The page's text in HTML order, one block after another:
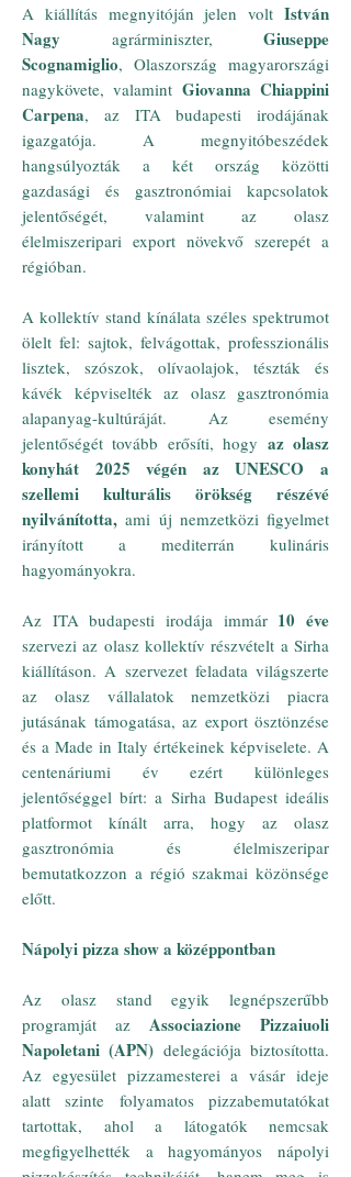
A kiállítás megnyitóján jelen volt István
Nagy agrárminiszter, Giuseppe
Scognamiglio, Olaszország magyarországi
nagykövete, valamint Giovanna Chiappini
Carpena, az ITA budapesti irodájának
igazgatója. A megnyitóbeszédek
hangsúlyozták a két ország közötti
gazdasági és gasztronómiai kapcsolatok
jelentőségét, valamint az olasz
élelmiszeripari export növekvő szerepét a
régióban.
A kollektív stand kínálata széles spektrumot
ölelt fel: sajtok, felvágottak, professzionális
lisztek, szószok, olívaolajok, tészták és
kávék képviselték az olasz gasztronómia
alapanyag-kultúráját. Az esemény
jelentőségét tovább erősíti, hogy az olasz
konyhát 2025 végén az UNESCO a
szellemi kulturális örökség részévé
nyilvánította, ami új nemzetközi figyelmet
irányított a mediterrán kulináris
hagyományokra.
Az ITA budapesti irodája immár 10 éve
szervezi az olasz kollektív részvételt a Sirha
kiállításon. A szervezet feladata világszerte
az olasz vállalatok nemzetközi piacra
jutásának támogatása, az export ösztönzése
és a Made in Italy értékeinek képviselete. A
centenáriumi év ezért különleges
jelentőséggel bírt: a Sirha Budapest ideális
platformot kínált arra, hogy az olasz
gasztronómia és élelmiszeripar
bemutatkozzon a régió szakmai közönsége
előtt.
Nápolyi pizza show a középpontban
Az olasz stand egyik legnépszerűbb
programját az Associazione Pizzaiuoli
Napoletani (APN) delegációja biztosította.
Az egyesület pizzamesterei a vásár ideje
alatt szinte folyamatos pizzabemutatókat
tartottak, ahol a látogatók nemcsak
megfigyelhették a hagyományos nápolyi